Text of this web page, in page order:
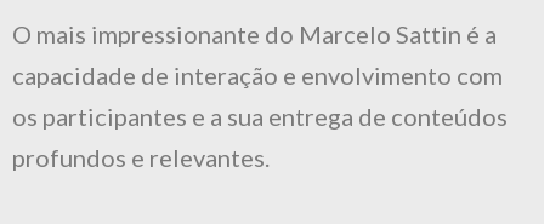
O mais impressionante do Marcelo Sattin é a
capacidade de interação e envolvimento com
os participantes e a sua entrega de conteúdos
profundos e relevantes.